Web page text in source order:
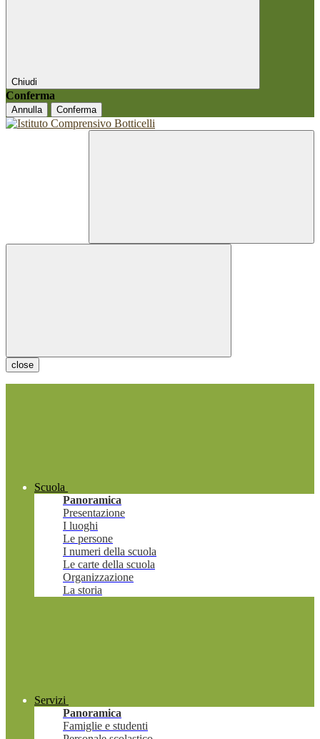
Chiudi
Conferma
Annulla Conferma
close
Scuola
Panoramica
Presentazione
I luoghi
Le persone
I numeri della scuola
Le carte della scuola
Organizzazione
La storia
Servizi
Panoramica
Famiglie e studenti